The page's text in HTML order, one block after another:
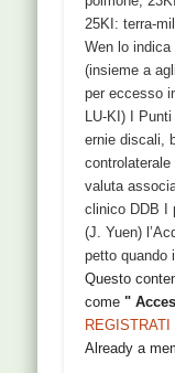
25KI: terra-
Wen lo
(insieme a
per eccesso
LU-KI) I
ernie discali,
controlaterale
valuta
clinico DDB I
(J. Yuen)
petto quando
Questo
come"
REGISTRATI
Already a